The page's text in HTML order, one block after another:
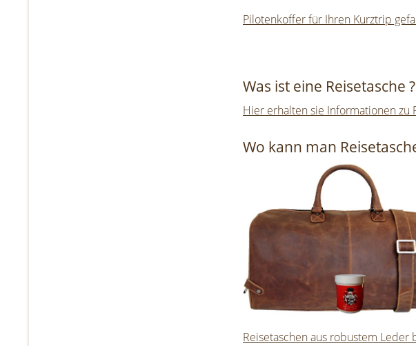
Pilotenkoffer für Ihren Kurztrip
Was ist eine Reisetasche ?
Hier erhalten sie Informationen zu
Wo kann man
Reisetaschen aus robustem Leder